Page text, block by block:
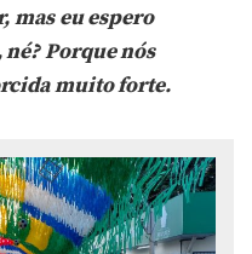
mas eu espero
Porque nós
muito forte.